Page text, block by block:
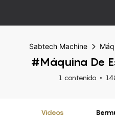
Sabtech Machine
#Máquina De
1 contenido
Videos